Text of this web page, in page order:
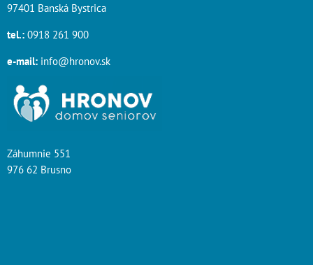
97401 Banská Bystrica
tel.: 0918 261 900
e-mail: info@hronov.sk
Záhumnie 551
976 62 Brusno